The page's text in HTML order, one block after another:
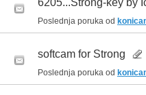
6205...Strong-key by
Poslednja poruka od
softcam for Strong
Poslednja poruka od